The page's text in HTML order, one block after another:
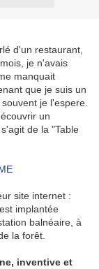
d'un restaurant,
je n'avais
manquait
que je suis un
je l'espere.
un
de la "Table
site internet :
est implantée
balnéaire, à
la forêt.
inventive et